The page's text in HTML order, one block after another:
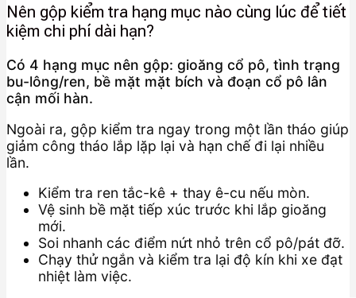
Nên gộp kiểm tra hạng mục nào cùng lúc để tiết
kiệm chi phí dài hạn?
Có 4 hạng mục nên gộp: gioăng cổ pô, tình trạng
bu-lông/ren, bề mặt mặt bích và đoạn cổ pô lân
cận mối hàn.
Ngoài ra, gộp kiểm tra ngay trong một lần tháo giúp
giảm công tháo lắp lặp lại và hạn chế đi lại nhiều
lần.
Kiểm tra ren tắc-kê + thay ê-cu nếu mòn.
Vệ sinh bề mặt tiếp xúc trước khi lắp gioăng
mới.
Soi nhanh các điểm nứt nhỏ trên cổ pô/pát đỡ.
Chạy thử ngắn và kiểm tra lại độ kín khi xe đạt
nhiệt làm việc.